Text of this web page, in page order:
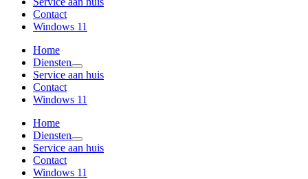
Contact
Windows 11
Home
Diensten
Service aan huis
Contact
Windows 11
Home
Diensten
Service aan huis
Contact
Windows 11